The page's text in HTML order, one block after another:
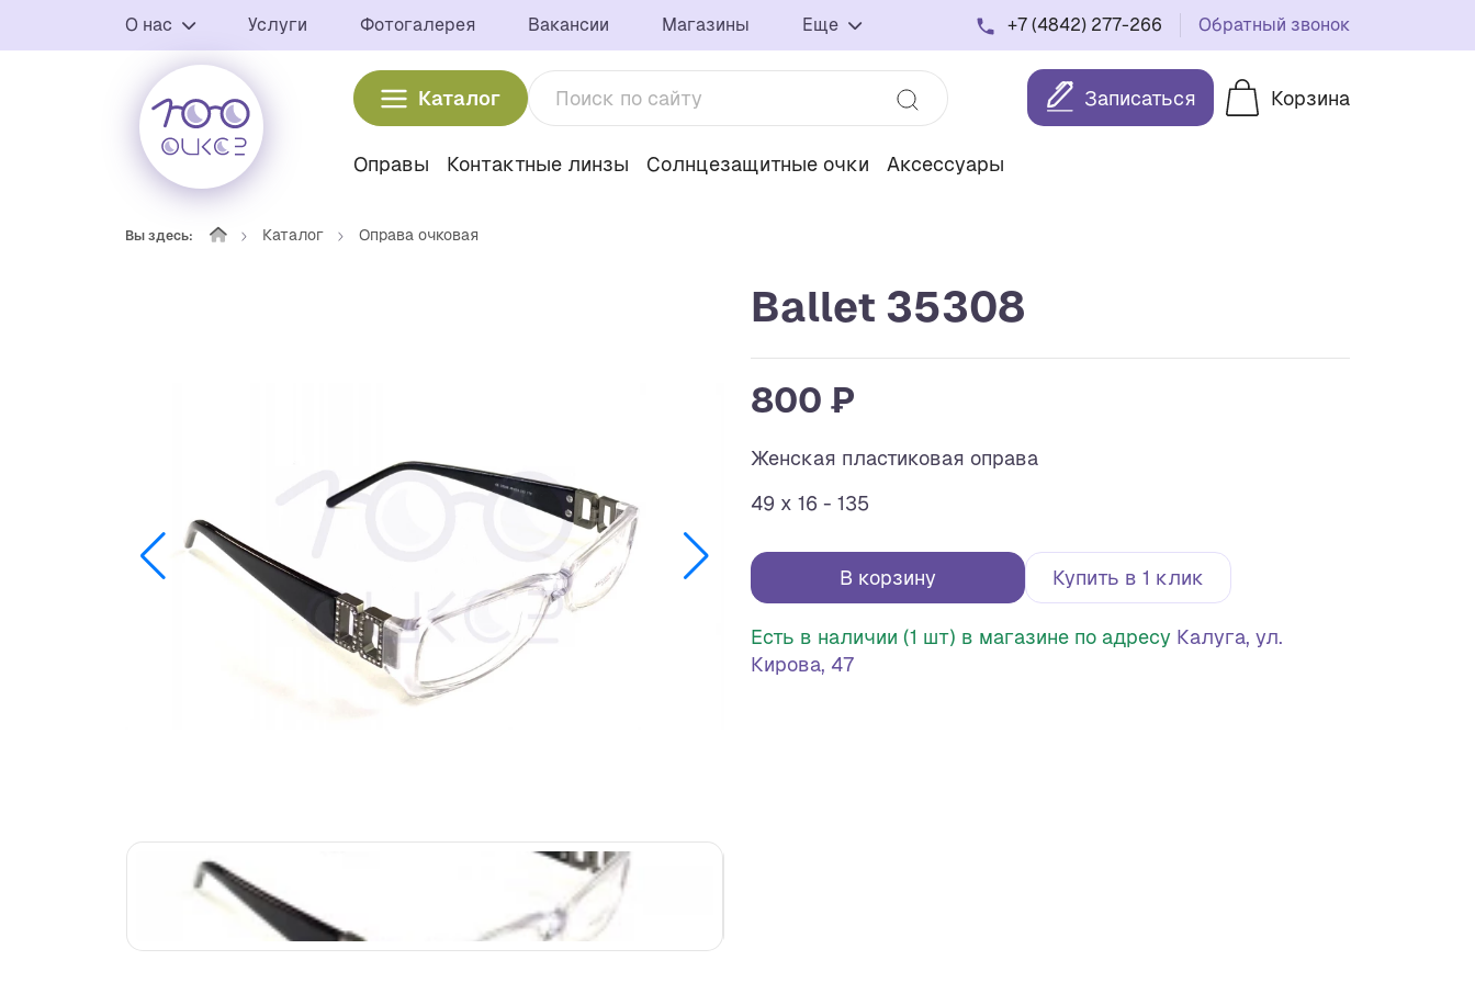
О нас Услуги Фотогалерея Вакансии Магазины Еще +7 (4842) 277-266 Обратный звонок
Каталог Записаться Корзина
Оправы Контактные линзы Солнцезащитные очки Аксессуары
Вы здесь: Каталог Оправа очковая
Ballet 35308
800 ₽
Женская пластиковая оправа
49 x 16 - 135
В корзину Купить в 1 клик
Есть в наличии (1 шт) в магазине по адресу Калуга, ул.
Кирова, 47